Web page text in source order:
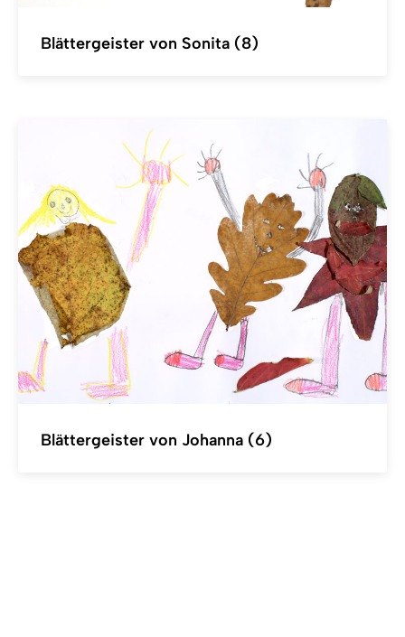
Blättergeister von Sonita (8)
Blättergeister von Johanna (6)